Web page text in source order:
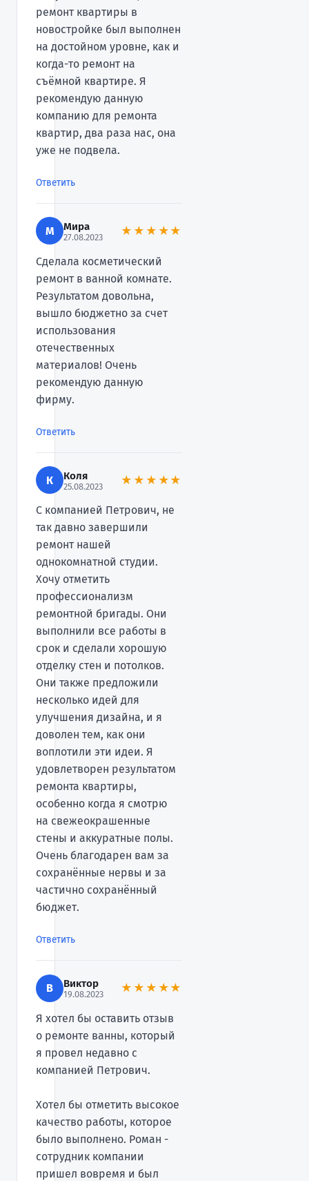
ремонт квартиры в
новостройке был выполнен
на достойном уровне, как и
когда-то ремонт на
съёмной квартире. Я
рекомендую данную
компанию для ремонта
квартир, два раза нас, она
уже не подвела.
Ответить
М Мира
27.08.2023 ★★★★★
Сделала косметический
ремонт в ванной комнате.
Результатом довольна,
вышло бюджетно за счет
использования
отечественных
материалов! Очень
рекомендую данную
фирму.
Ответить
К Коля
25.08.2023 ★★★★★
С компанией Петрович, не
так давно завершили
ремонт нашей
однокомнатной студии.
Хочу отметить
профессионализм
ремонтной бригады. Они
выполнили все работы в
срок и сделали хорошую
отделку стен и потолков.
Они также предложили
несколько идей для
улучшения дизайна, и я
доволен тем, как они
воплотили эти идеи. Я
удовлетворен результатом
ремонта квартиры,
особенно когда я смотрю
на свежеокрашенные
стены и аккуратные полы.
Очень благодарен вам за
сохранённые нервы и за
частично сохранённый
бюджет.
Ответить
В Виктор
19.08.2023 ★★★★★
Я хотел бы оставить отзыв
о ремонте ванны, который
я провел недавно с
компанией Петрович.
Хотел бы отметить высокое
качество работы, которое
было выполнено. Роман -
сотрудник компании
пришел вовремя и был